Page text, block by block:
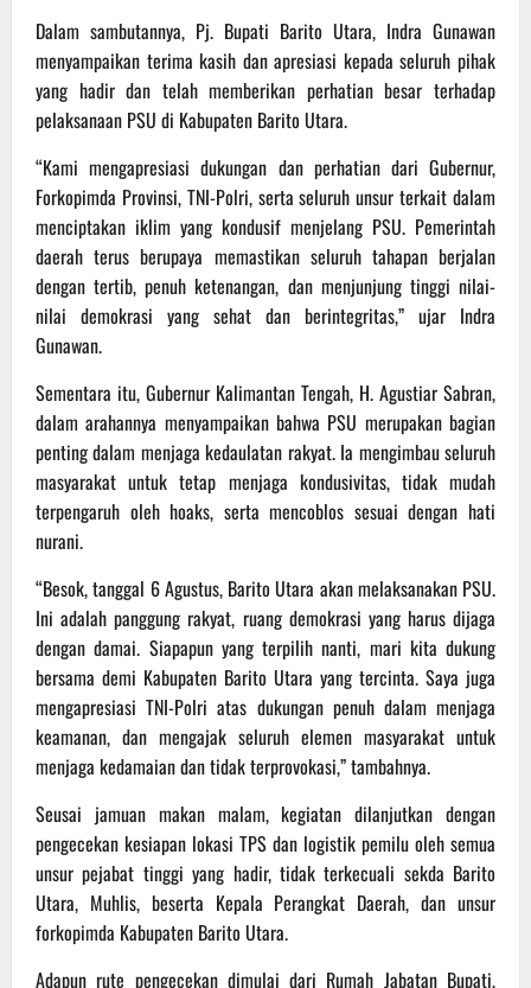
Dalam sambutannya, Pj. Bupati Barito Utara, Indra Gunawan
menyampaikan terima kasih dan apresiasi kepada seluruh pihak
yang hadir dan telah memberikan perhatian besar terhadap
pelaksanaan PSU di Kabupaten Barito Utara.
“Kami mengapresiasi dukungan dan perhatian dari Gubernur,
Forkopimda Provinsi, TNI-Polri, serta seluruh unsur terkait dalam
menciptakan iklim yang kondusif menjelang PSU. Pemerintah
daerah terus berupaya memastikan seluruh tahapan berjalan
dengan tertib, penuh ketenangan, dan menjunjung tinggi nilai-
nilai demokrasi yang sehat dan berintegritas,” ujar Indra
Gunawan.
Sementara itu, Gubernur Kalimantan Tengah, H. Agustiar Sabran,
dalam arahannya menyampaikan bahwa PSU merupakan bagian
penting dalam menjaga kedaulatan rakyat. Ia mengimbau seluruh
masyarakat untuk tetap menjaga kondusivitas, tidak mudah
terpengaruh oleh hoaks, serta mencoblos sesuai dengan hati
nurani.
“Besok, tanggal 6 Agustus, Barito Utara akan melaksanakan PSU.
Ini adalah panggung rakyat, ruang demokrasi yang harus dijaga
dengan damai. Siapapun yang terpilih nanti, mari kita dukung
bersama demi Kabupaten Barito Utara yang tercinta. Saya juga
mengapresiasi TNI-Polri atas dukungan penuh dalam menjaga
keamanan, dan mengajak seluruh elemen masyarakat untuk
menjaga kedamaian dan tidak terprovokasi,” tambahnya.
Seusai jamuan makan malam, kegiatan dilanjutkan dengan
pengecekan kesiapan lokasi TPS dan logistik pemilu oleh semua
unsur pejabat tinggi yang hadir, tidak terkecuali sekda Barito
Utara, Muhlis, beserta Kepala Perangkat Daerah, dan unsur
forkopimda Kabupaten Barito Utara.
Adapun rute pengecekan dimulai dari Rumah Jabatan Bupati,